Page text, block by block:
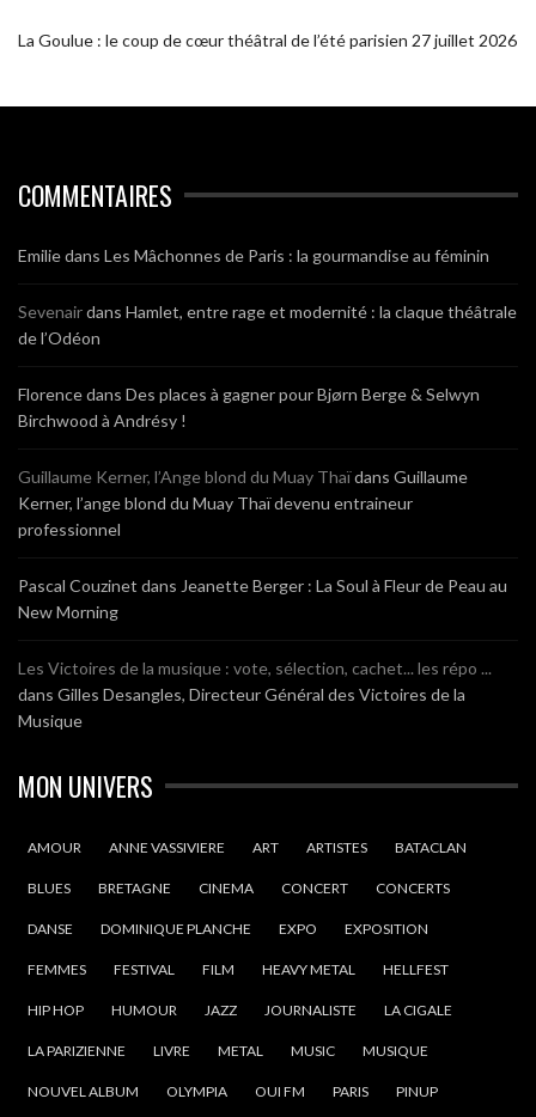
La Goulue : le coup de cœur théâtral de l’été parisien 27 juillet 2026
COMMENTAIRES
Emiliedans Les Mâchonnes de Paris : la gourmandise au féminin
Sevenairdans Hamlet, entre rage et modernité : la claque théâtrale
de l’Odéon
Florencedans Des places à gagner pour Bjørn Berge & Selwyn
Birchwood à Andrésy !
Guillaume Kerner, l’Ange blond du Muay Thaïdans Guillaume
Kerner, l’ange blond du Muay Thaï devenu entraineur
professionnel
Pascal Couzinet dans Jeanette Berger : La Soul à Fleur de Peau au
New Morning
Les Victoires de la musique : vote, sélection, cachet... les répo ...
dans Gilles Desangles, Directeur Général des Victoires de la
Musique
MON UNIVERS
AMOUR ANNE VASSIVIERE ART ARTISTES BATACLAN
BLUES BRETAGNE CINEMA CONCERT CONCERTS
DANSE DOMINIQUE PLANCHE EXPO EXPOSITION
FEMMES FESTIVAL FILM HEAVY METAL HELLFEST
HIP HOP HUMOUR JAZZ JOURNALISTE LA CIGALE
LA PARIZIENNE LIVRE METAL MUSIC MUSIQUE
NOUVEL ALBUM OLYMPIA OUI FM PARIS PINUP